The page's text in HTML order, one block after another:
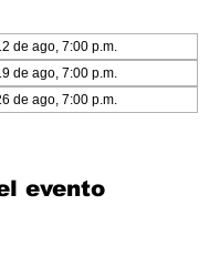
de ago, 7:00 p.m.
de ago, 7:00 p.m.
de ago, 7:00 p.m.
evento